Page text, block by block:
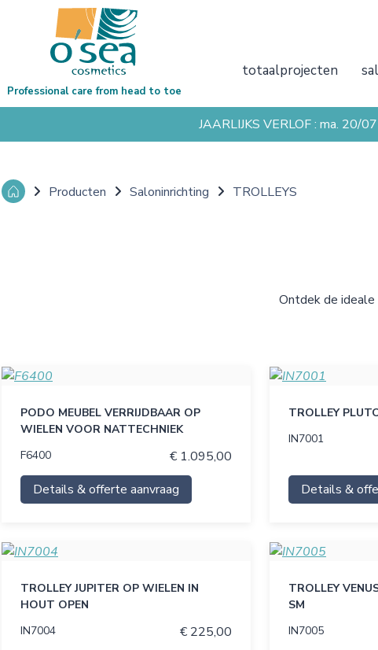
totaalprojecten
Professional care from head to toe
JAARLIJKS VERLOF : ma. 20/
Producten Saloninrichting TROLLEYS
Ontdek de ideale
PODO MEUBEL VERRIJDBAAR OP
WIELEN VOOR NATTECHNIEK
F6400
€ 1.095,00
Details & offerte aanvraag
TROLLEY
IN7001
Details &
TROLLEY JUPITER OP WIELEN IN
HOUT OPEN
IN7004
€ 225,00
TROLLEY
SM
IN7005